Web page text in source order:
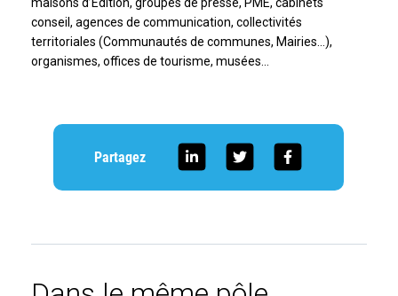
conseil, agences de communication, collectivités
territoriales (Communautés de communes, Mairies…),
organismes, offices de tourisme, musées…
Partagez